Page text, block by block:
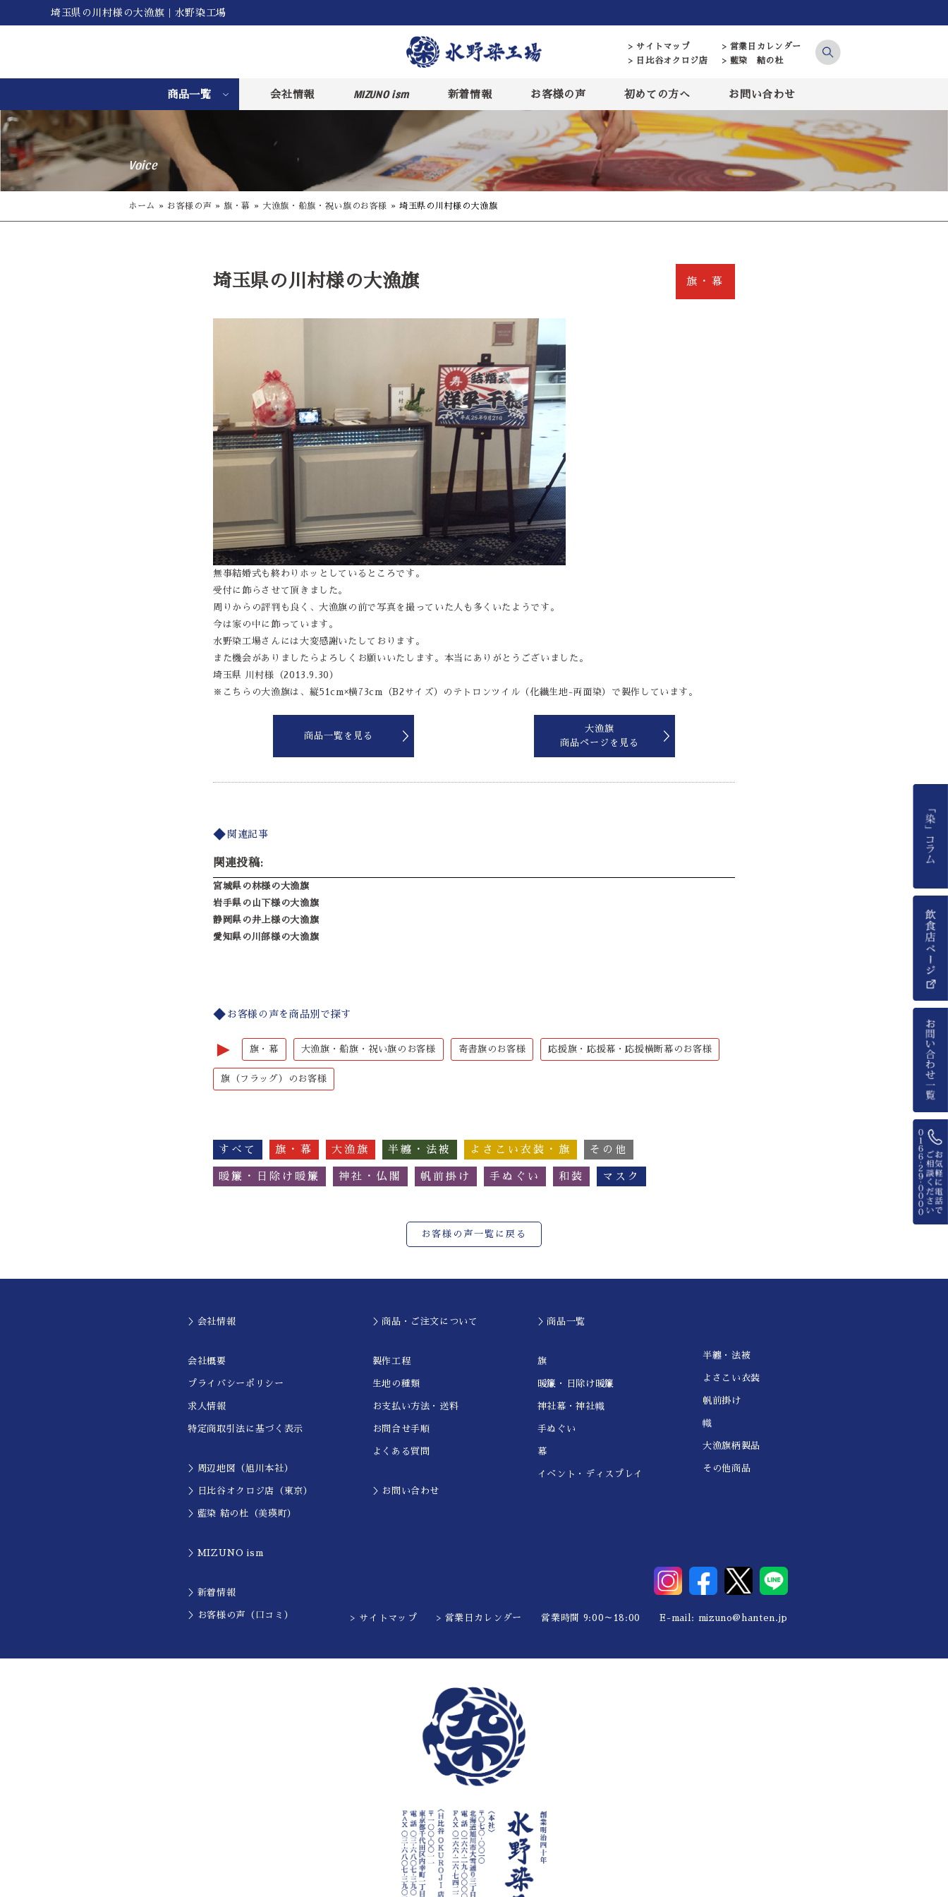
埼玉県の川村様の大漁旗｜水野染工場
> サイトマップ
> 営業日カレンダー
> 日比谷オクロジ店
> 藍染 結の杜
商品一覧 会社情報 MIZUNO ism 新着情報 お客様の声 初めての方へ お問い合わせ
Voice
ホーム » お客様の声 » 旗・幕 » 大漁旗・船旗・祝い旗のお客様 »埼玉県の川村様の大漁旗
埼玉県の川村様の大漁旗 旗・幕
無事結婚式も終わりホッとしているところです。
受付に飾らさせて頂きました。
周りからの評判も良く、大漁旗の前で写真を撮っていた人も多くいたようです。
今は家の中に飾っています。
水野染工場さんには大変感謝いたしております。
また機会がありましたらよろしくお願いいたします。本当にありがとうございました。
埼玉県 川村様（2013.9.30）
※こちらの大漁旗は、縦51cm×横73cm（B2サイズ）のテトロンツイル（化繊生地-両面染）で製作しています。
商品一覧を見る
大漁旗
商品ページを見る
関連記事
関連投稿:
宮城県の林様の大漁旗
岩手県の山下様の大漁旗
静岡県の井上様の大漁旗
愛知県の川部様の大漁旗
お客様の声を商品別で探す
► 旗・幕 大漁旗・船旗・祝い旗のお客様 寄書旗のお客様 応援旗・応援幕・応援横断幕のお客様
旗（フラッグ）のお客様
すべて 旗・幕 大漁旗 半纏・法被 よさこい衣装・旗 その他
暖簾・日除け暖簾 神社・仏閣 帆前掛け 手ぬぐい 和装 マスク
お客様の声一覧に戻る
＞会社情報
会社概要
プライバシーポリシー
求人情報
特定商取引法に基づく表示
＞周辺地図（旭川本社）
＞日比谷オクロジ店（東京）
＞藍染 結の杜（美瑛町）
＞MIZUNO ism
＞新着情報
＞お客様の声（口コミ）
＞商品・ご注文について
製作工程
生地の種類
お支払い方法・送料
お問合せ手順
よくある質問
＞お問い合わせ
＞商品一覧
旗
暖簾・日除け暖簾
神社幕・神社幟
手ぬぐい
幕
イベント・ディスプレイ
半纏・法被
よさこい衣装
帆前掛け
幟
大漁旗柄製品
その他商品
> サイトマップ > 営業日カレンダー 営業時間 9:00～18:00 E-mail: mizuno@hanten.jp